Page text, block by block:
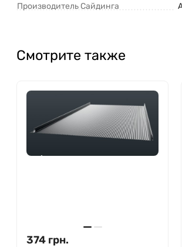
Производитель Сайдинга
Смотрите также
374 грн.